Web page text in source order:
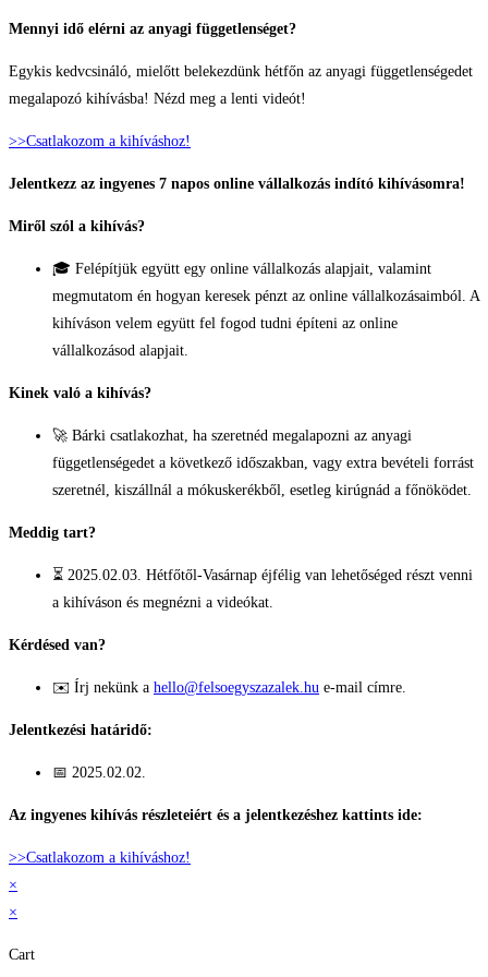
Skip
content
Mennyi idő elérni az anyagi függetlenséget?
Egykis kedvcsináló, mielőtt belekezdünk hétfőn az anyagi függetlenségedet
megalapozó kihívásba! Nézd meg a lenti videót!
>>Csatlakozom a kihíváshoz!
Jelentkezz az ingyenes 7 napos online vállalkozás indító kihívásomra!
Miről szól a kihívás?
🎓 Felépítjük együtt egy online vállalkozás alapjait, valamint
megmutatom én hogyan keresek pénzt az online vállalkozásaimból. A
kihíváson velem együtt fel fogod tudni építeni az online
vállalkozásod alapjait.
Kinek való a kihívás?
🚀 Bárki csatlakozhat, ha szeretnéd megalapozni az anyagi
függetlenségedet a következő időszakban, vagy extra bevételi forrást
szeretnél, kiszállnál a mókuskerékből, esetleg kirúgnád a főnöködet.
Meddig tart?
⏳ 2025.02.03. Hétfőtől-Vasárnap éjfélig van lehetőséged részt venni
a kihíváson és megnézni a videókat.
Kérdésed van?
✉️ Írj nekünk a hello@felsoegyszazalek.hu e-mail címre.
Jelentkezési határidő:
📅 2025.02.02.
Az ingyenes kihívás részleteiért és a jelentkezéshez kattints ide:
>>Csatlakozom a kihíváshoz!
×
×
Cart